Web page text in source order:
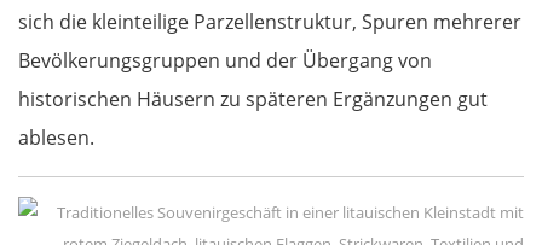
sich die kleinteilige Parzellenstruktur, Spuren mehrerer
Bevölkerungsgruppen und der Übergang von
historischen Häusern zu späteren Ergänzungen gut
ablesen.